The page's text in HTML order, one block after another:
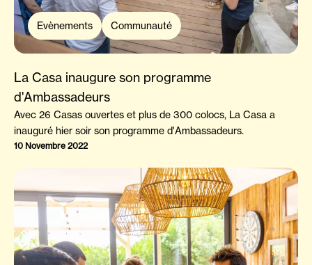
Evènements Communauté
​La Casa inaugure son programme
d'Ambassadeurs
Avec 26 Casas ouvertes et plus de 300 colocs, La Casa a
inauguré hier soir son programme d'Ambassadeurs.
10 Novembre 2022